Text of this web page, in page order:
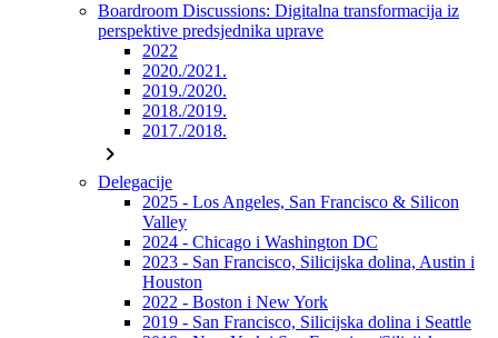
Boardroom Discussions: Digitalna transformacija iz
perspektive predsjednika uprave
2022
2020./2021.
2019./2020.
2018./2019.
2017./2018.
chevron_right
Delegacije
2025 - Los Angeles, San Francisco & Silicon
Valley
2024 - Chicago i Washington DC
2023 - San Francisco, Silicijska dolina, Austin i
Houston
2022 - Boston i New York
2019 - San Francisco, Silicijska dolina i Seattle